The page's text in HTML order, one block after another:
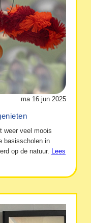
ma 16 jun 2025
weer veel moois
basisscholen in
op de natuur. Lees